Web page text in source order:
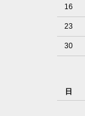
16
23
30
日